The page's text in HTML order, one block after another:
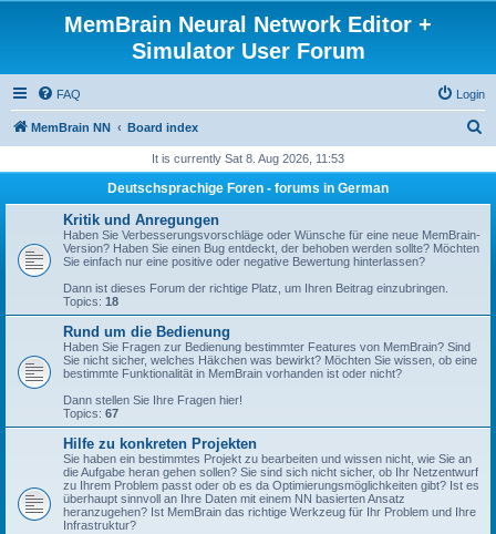
MemBrain Neural Network Editor +
Simulator User Forum
FAQ Login
MemBrain NN Board index
r
It is currently Sat 8. Aug 2026, 11:53
Deutschsprachige Foren - forums in German
Kritik und Anregungen
Haben Sie Verbesserungsvorschläge oder Wünsche für eine neue MemBrain-
Version? Haben Sie einen Bug entdeckt, der behoben werden sollte? Möchten
Sie einfach nur eine positive oder negative Bewertung hinterlassen?
Dann ist dieses Forum der richtige Platz, um Ihren Beitrag einzubringen.
Topics: 18
Rund um die Bedienung
Haben Sie Fragen zur Bedienung bestimmter Features von MemBrain? Sind
Sie nicht sicher, welches Häkchen was bewirkt? Möchten Sie wissen, ob eine
bestimmte Funktionalität in MemBrain vorhanden ist oder nicht?
Dann stellen Sie Ihre Fragen hier!
Topics: 67
Hilfe zu konkreten Projekten
Sie haben ein bestimmtes Projekt zu bearbeiten und wissen nicht, wie Sie an
die Aufgabe heran gehen sollen? Sie sind sich nicht sicher, ob Ihr Netzentwurf
zu Ihrem Problem passt oder ob es da Optimierungsmöglichkeiten gibt? Ist es
überhaupt sinnvoll an Ihre Daten mit einem NN basierten Ansatz
heranzugehen? Ist MemBrain das richtige Werkzeug für Ihr Problem und Ihre
Infrastruktur?